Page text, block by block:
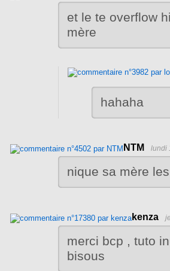
et le te overflow
mère
hahaha
NTM lundi
nique sa mère
kenza
merci bcp , tuto
bisous